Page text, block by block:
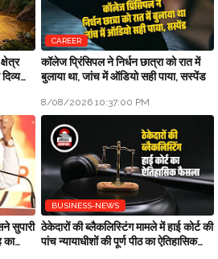
CAREER
कॉलेज प्रिंसिपल ने निर्धन छात्रा को रात में
बुलाया था, जांच में ऑडियो सही पाया, सस्पेंड
8/08/2026 10:37:00 PM
सुपारी
का
BUSINESS-NEWS
ठेकेदारों की ब्लैकलिस्टिंग मामले में हाई कोर्ट की
पांच न्यायाधीशों की पूर्ण पीठ का ऐतिहासिक